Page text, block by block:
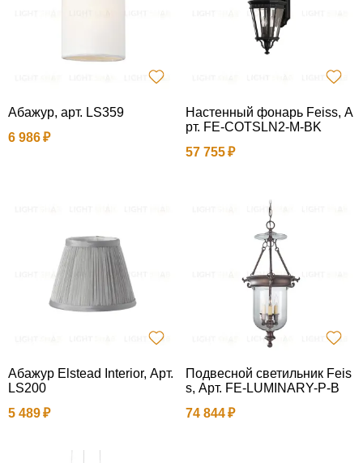
Абажур, арт. LS359
6 986
Настенный фонарь Feiss, А
рт. FE-COTSLN2-M-BK
57 755
Абажур Elstead Interior, Арт.
LS200
5 489
Подвесной светильник Feis
s, Арт. FE-LUMINARY-P-B
74 844